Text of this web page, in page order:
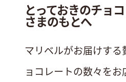
とっておきのチョ
さまのもとへ
マリベルがお届けす
ョコレートの数々を